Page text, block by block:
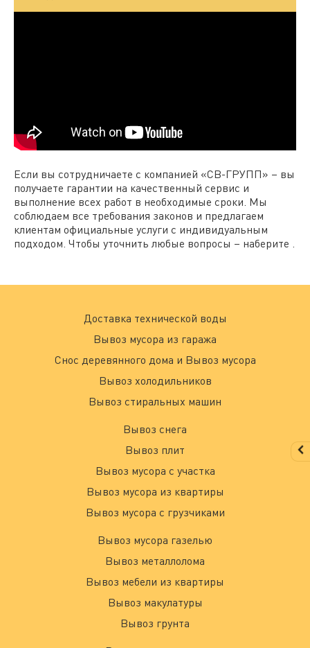
Если вы сотрудничаете с компанией «СВ-ГРУПП» – вы
получаете гарантии на качественный сервис и
выполнение всех работ в необходимые сроки. Мы
соблюдаем все требования законов и предлагаем
клиентам официальные услуги с индивидуальным
подходом. Чтобы уточнить любые вопросы – наберите .
Доставка технической воды
Вывоз мусора из гаража
Снос деревянного дома и Вывоз мусора
Вывоз холодильников
Вывоз стиральных машин
Вывоз снега
Вывоз плит
Вывоз мусора с участка
Вывоз мусора из квартиры
Вывоз мусора с грузчиками
Вывоз мусора газелью
Вывоз металлолома
Вывоз мебели из квартиры
Вывоз макулатуры
Вывоз грунта